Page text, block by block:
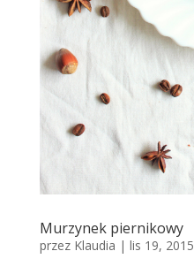
Murzynek piernikowy
przez Klaudia | lis 19, 2015